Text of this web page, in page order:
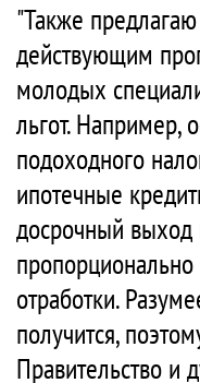
"Также
действующим
молодых
льгот. Например,
подоходного
ипотечные
досрочный
пропорционально
отработки.
получится,
Правительство и